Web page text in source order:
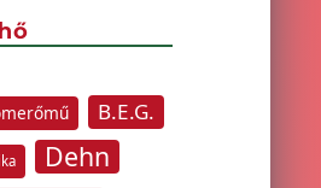
B.E.G.
Dehn